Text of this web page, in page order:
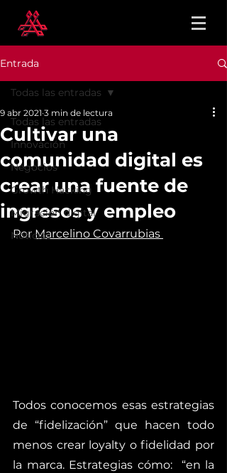
Entrada
Todas las entradas
Innovación
Negocios
Growth Hacking
Migración digital
Noticias
Todas las entradas
Cultivar una
comunidad digital es
crear una fuente de
ingresos y empleo
9 abr 2021 3 min de lectura
Por Marcelino Covarrubias
Todos conocemos esas estrategias
de “fidelización” que hacen todo
menos crear loyalty o fidelidad por
la marca. Estrategias cómo:  “en la